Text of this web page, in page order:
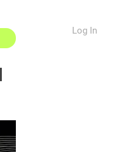
Log In